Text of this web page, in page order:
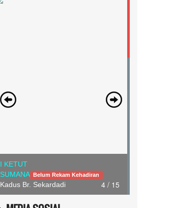
4 / 15
I KETUT
SUMANA Belum Rekam Kehadiran
Kadus Br. Sekardadi